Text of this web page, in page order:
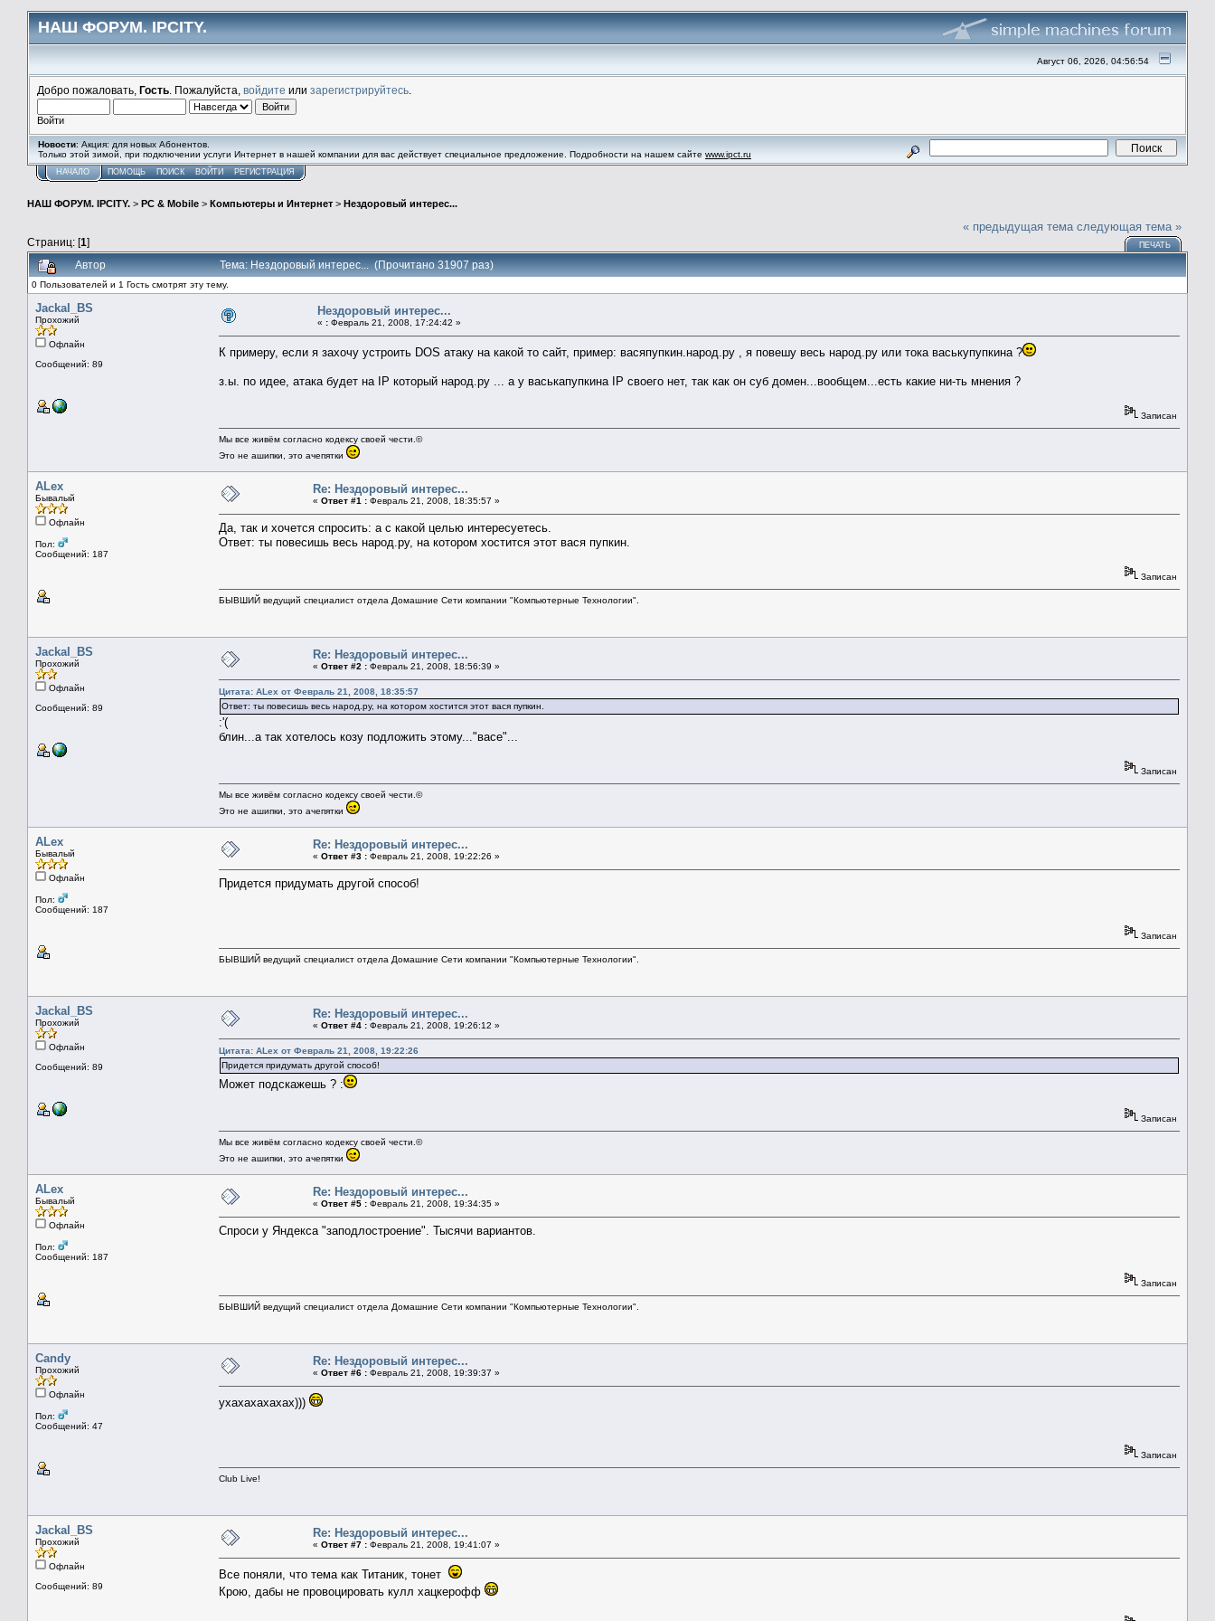
НАШ ФОРУМ. IPCITY.
Август 06, 2026, 04:56:54
Добро пожаловать, Гость . Пожалуйста, войдите или зарегистрируйтесь
Войти
Новости: Акция: для новых Абонентов.
Только этой зимой, при подключении услуги Интернет в нашей компании для вас действует специальное предложение. Подробности на нашем сайте www.ipct.ru
НАЧАЛО ПОМОЩЬ ПОИСК ВОЙТИ РЕГИСТРАЦИЯ
НАШ ФОРУМ. IPCITY. > PC & Mobile > Компьютеры и Интернет > Нездоровый интерес...
Страниц: [1]
« предыдущая тема следующая тема »
ПЕЧАТЬ
Автор Тема: Нездоровый интерес... (Прочитано 31907 раз)
0 Пользователей и 1 Гость смотрят эту тему.
Jackal_BS
Прохожий
Офлайн
Сообщений: 89
Нездоровый интерес...
« : Февраль 21, 2008, 17:24:42 »
К примеру, если я захочу устроить DOS атаку на какой то сайт, пример: васяпупкин.народ.ру , я повешу весь народ.ру или тока васькупупкина ?
з.ы. по идее, атака будет на IP который народ.ру ... а у васькапупкина IP своего нет, так как он суб домен...вообщем...есть какие ни-ть мнения ?
Записан
Мы все живём согласно кодексу своей чести.©
Это не ашипки, это ачепятки
ALex
Бывалый
Офлайн
Пол:
Сообщений: 187
Re: Нездоровый интерес...
« Ответ #1 : Февраль 21, 2008, 18:35:57 »
Да, так и хочется спросить: а с какой целью интересуетесь.
Ответ: ты повесишь весь народ.ру, на котором хостится этот вася пупкин.
Записан
БЫВШИЙ ведущий специалист отдела Домашние Сети компании "Компьютерные Технологии".
Jackal_BS
Прохожий
Офлайн
Сообщений: 89
Re: Нездоровый интерес...
« Ответ #2 : Февраль 21, 2008, 18:56:39 »
Цитата: ALex от Февраль 21, 2008, 18:35:57
Ответ: ты повесишь весь народ.ру, на котором хостится этот вася пупкин.
:'(
блин...а так хотелось козу подложить этому..."васе"...
Записан
Мы все живём согласно кодексу своей чести.©
Это не ашипки, это ачепятки
ALex
Бывалый
Офлайн
Пол:
Сообщений: 187
Re: Нездоровый интерес...
« Ответ #3 : Февраль 21, 2008, 19:22:26 »
Придется придумать другой способ!
Записан
БЫВШИЙ ведущий специалист отдела Домашние Сети компании "Компьютерные Технологии".
Jackal_BS
Прохожий
Офлайн
Сообщений: 89
Re: Нездоровый интерес...
« Ответ #4 : Февраль 21, 2008, 19:26:12 »
Цитата: ALex от Февраль 21, 2008, 19:22:26
Придется придумать другой способ!
Может подскажешь ? :
Записан
Мы все живём согласно кодексу своей чести.©
Это не ашипки, это ачепятки
ALex
Бывалый
Офлайн
Пол:
Сообщений: 187
Re: Нездоровый интерес...
« Ответ #5 : Февраль 21, 2008, 19:34:35 »
Спроси у Яндекса "заподлостроение". Тысячи вариантов.
Записан
БЫВШИЙ ведущий специалист отдела Домашние Сети компании "Компьютерные Технологии".
Candy
Прохожий
Офлайн
Пол:
Сообщений: 47
Re: Нездоровый интерес...
« Ответ #6 : Февраль 21, 2008, 19:39:37 »
ухахахахахах)))
Записан
Club Live!
Jackal_BS
Прохожий
Офлайн
Сообщений: 89
Re: Нездоровый интерес...
« Ответ #7 : Февраль 21, 2008, 19:41:07 »
Все поняли, что тема как Титаник, тонет
Крою, дабы не провоцировать кулл хацкерофф